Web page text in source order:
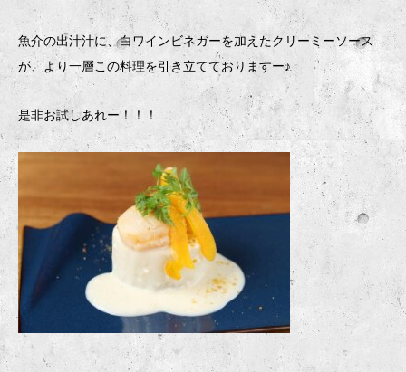
魚介の出汁汁に、白ワインビネガーを加えたクリーミーソース
が、より一層この料理を引き立てておりますー♪
是非お試しあれー！！！